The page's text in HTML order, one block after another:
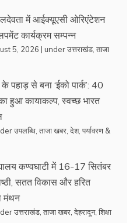
में आईक्यूएसी ओरिएंटेशन
कार्यक्रम सम्पन्न
5, 2026 | underउत्तराखंड ताजा
पहाड़ से बना ‘ईको पार्क’: 40
हुआ कायाकल्प, स्वच्छ भारत
उपलब्धि ताजा खबर देश, पर्यावरण &
कण्वघाटी में 16-17 सितंबर
सतत विकास और हरित
मंथन
उत्तराखंड ताजा खबर देहरादून, शिक्षा